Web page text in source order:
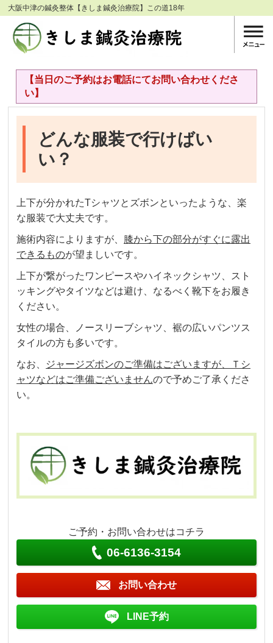
大阪中津の鍼灸整体【きしま鍼灸治療院】この道18年
【当日のご予約はお電話にてお問い合わせくださ
い】
どんな服装で行けばい
い？
上下が分かれたTシャツとズボンといったような、楽
な服装で大丈夫です。
施術内容によりますが、 膝から下の部分がすぐに露出
できるものが望ましいです。
上下が繋がったワンピースやハイネックシャツ、スト
ッキングやタイツなどは避け、なるべく靴下をお履き
ください。
女性の場合、ノースリーブシャツ、裾の広いパンツス
タイルの方も多いです。
なお、
ジャージズボンのご準備はございますが、Ｔシ
ャツなどはご準備ございませんので予めご了承くださ
い。
ご予約・お問い合わせはコチラ
06-6136-3154
お問い合わせ
LINE予約